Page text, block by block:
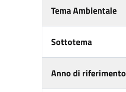
Tema Ambientale
Sottotema
Anno di riferimento